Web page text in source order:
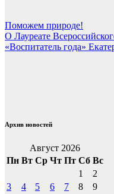
Навигация
по
Поможем природе!
О Лауреате
«Воспитатель года»
Архив новостей
Август 2026
Пн Вт Ср Чт Пт Сб Вс
1
2
3
4 5 6 7 8
9